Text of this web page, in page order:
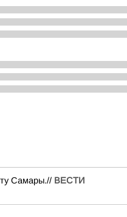
Самары.// ВЕСТИ